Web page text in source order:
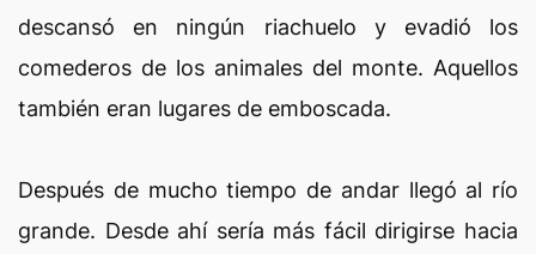
descansó en ningún riachuelo y evadió los
comederos de los animales del monte. Aquellos
también eran lugares de emboscada.
Después de mucho tiempo de andar llegó al río
grande. Desde ahí sería más fácil dirigirse hacia